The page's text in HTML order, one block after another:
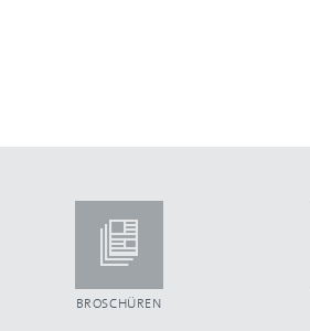
Benny-Steuerung
Blende aus Aluminium
Blendenkasten
Blendkappe
Blendkappensystem
Bürsteneinlage
BROSCHÜREN